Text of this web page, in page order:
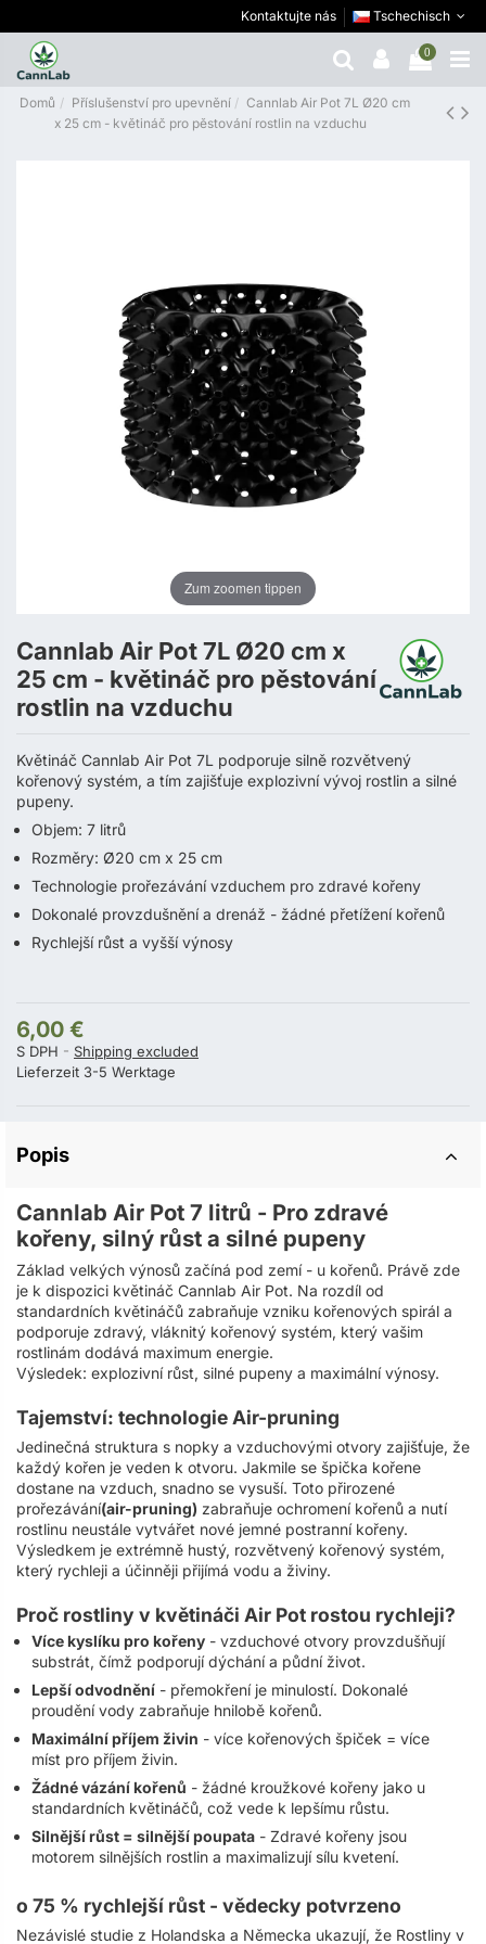
Kontaktujte nás Tschechisch
0
Domů Příslušenství pro upevnění
Cannlab Air Pot 7L Ø20 cm
x 25 cm - květináč pro pěstování rostlin na vzduchu
Zum zoomen tippen
Cannlab Air Pot 7L Ø20 cm x
25 cm - květináč pro pěstování
rostlin na vzduchu
Květináč Cannlab Air Pot 7L podporuje silně rozvětvený
kořenový systém, a tím zajišťuje explozivní vývoj rostlin a silné
pupeny.
Objem: 7 litrů
Rozměry: Ø20 cm x 25 cm
Technologie prořezávání vzduchem pro zdravé kořeny
Dokonalé provzdušnění a drenáž - žádné přetížení kořenů
Rychlejší růst a vyšší výnosy
6,00 €
S DPH
Shipping excluded
Lieferzeit 3-5 Werktage
Popis
Cannlab Air Pot 7 litrů - Pro zdravé
kořeny, silný růst a silné pupeny
Základ velkých výnosů začíná pod zemí - u kořenů. Právě zde
je k dispozici květináč Cannlab Air Pot. Na rozdíl od
standardních květináčů zabraňuje vzniku kořenových spirál a
podporuje zdravý, vláknitý kořenový systém, který vašim
rostlinám dodává maximum energie.
Výsledek: explozivní růst, silné pupeny a maximální výnosy.
Tajemství: technologie Air-pruning
Jedinečná struktura s nopky a vzduchovými otvory zajišťuje, že
každý kořen je veden k otvoru. Jakmile se špička kořene
dostane na vzduch, snadno se vysuší. Toto přirozené
prořezávání(air-pruning) zabraňuje ochromení kořenů a nutí
rostlinu neustále vytvářet nové jemné postranní kořeny.
Výsledkem je extrémně hustý, rozvětvený kořenový systém,
který rychleji a účinněji přijímá vodu a živiny.
Proč rostliny v květináči Air Pot rostou rychleji?
Více kyslíku pro kořeny - vzduchové otvory provzdušňují
substrát, čímž podporují dýchání a půdní život.
Lepší odvodnění - přemokření je minulostí. Dokonalé
proudění vody zabraňuje hnilobě kořenů.
Maximální příjem živin - více kořenových špiček = více
míst pro příjem živin.
Žádné vázání kořenů - žádné kroužkové kořeny jako u
standardních květináčů, což vede k lepšímu růstu.
Silnější růst = silnější poupata - Zdravé kořeny jsou
motorem silnějších rostlin a maximalizují sílu kvetení.
o 75 % rychlejší růst - vědecky potvrzeno
Nezávislé studie z Holandska a Německa ukazují, že Rostliny v